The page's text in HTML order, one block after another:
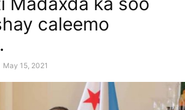
caleemo
May 15, 2021